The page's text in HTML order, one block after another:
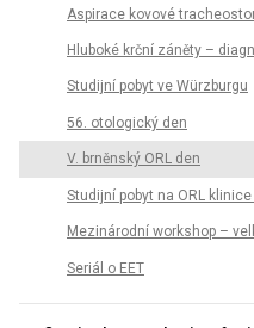
Aspirace kovové
Hluboké krční záněty –
Studijní pobyt ve Würzburgu
56. otologický den
V. brněnský ORL den
Studijní pobyt na ORL
Mezinárodní workshop –
Seriál o EET